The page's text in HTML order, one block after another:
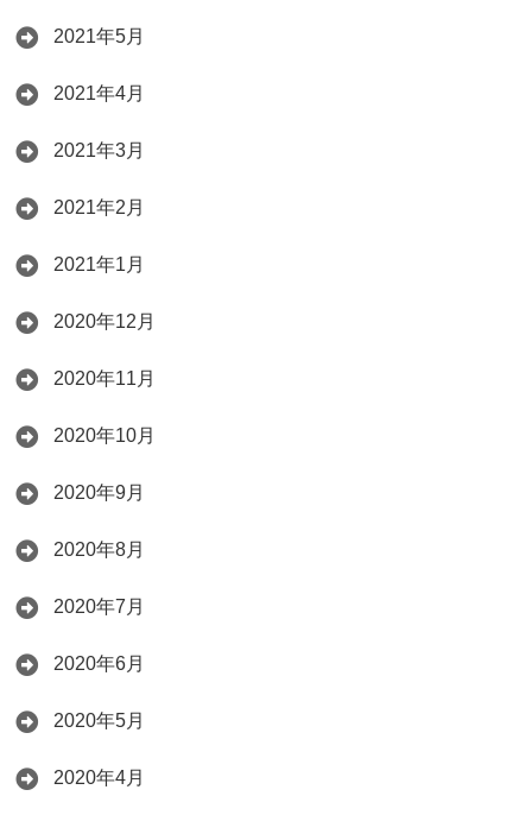
2021年5月
2021年4月
2021年3月
2021年2月
2021年1月
2020年12月
2020年11月
2020年10月
2020年9月
2020年8月
2020年7月
2020年6月
2020年5月
2020年4月